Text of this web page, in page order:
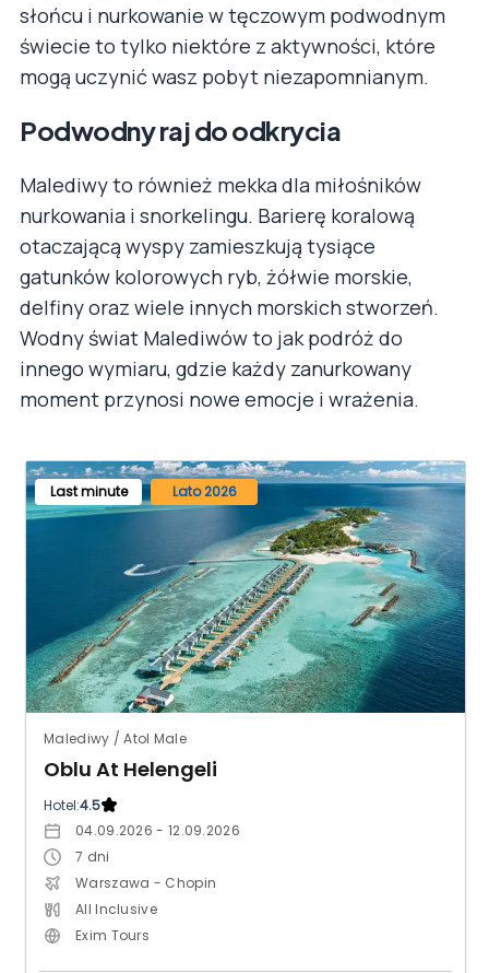
słońcu i nurkowanie w tęczowym podwodnym
świecie to tylko niektóre z aktywności, które
mogą uczynić wasz pobyt niezapomnianym.
Podwodny raj do odkrycia
Malediwy to również mekka dla miłośników
nurkowania i snorkelingu. Barierę koralową
otaczającą wyspy zamieszkują tysiące
gatunków kolorowych ryb, żółwie morskie,
delfiny oraz wiele innych morskich stworzeń.
Wodny świat Malediwów to jak podróż do
innego wymiaru, gdzie każdy zanurkowany
moment przynosi nowe emocje i wrażenia.
Last minute Lato 2026
Malediwy / Atol Male
Oblu At Helengeli
Hotel:4.5
04.09.2026 - 12.09.2026
7 dni
Warszawa - Chopin
All Inclusive
Exim Tours